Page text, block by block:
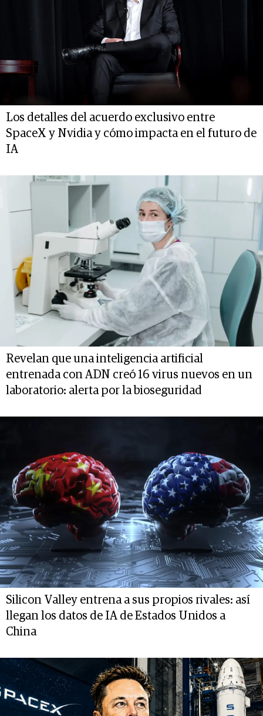
Los detalles del acuerdo exclusivo entre
SpaceX y Nvidia y cómo impacta en el futuro de
IA
Revelan que una inteligencia artificial
entrenada con ADN creó 16 virus nuevos en un
laboratorio: alerta por la bioseguridad
Silicon Valley entrena a sus propios rivales: así
llegan los datos de IA de Estados Unidos a
China